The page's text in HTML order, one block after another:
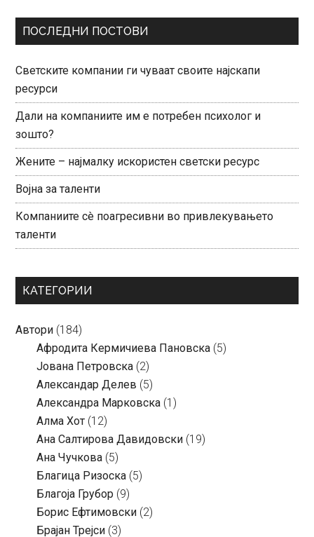
ПОСЛЕДНИ ПОСТОВИ
Светските компании ги чуваат своите најскапи
ресурси
Дали на компаниите им е потребен психолог и
зошто?
Жените – најмалку искористен светски ресурс
Војна за таленти
Компаниите сè поагресивни во привлекувањето
таленти
КАТЕГОРИИ
Автори (184)
Aфродита Кермичиева Пановска (5)
Јована Петровска (2)
Александар Делев (5)
Александра Марковска (1)
Алма Хот (12)
Ана Салтирова Давидовски (19)
Ана Чучкова (5)
Благица Ризоска (5)
Благоја Грубор (9)
Борис Ефтимовски (2)
Брајан Трејси (3)